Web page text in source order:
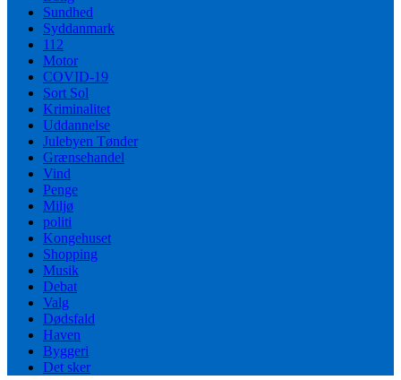
Sundhed
Syddanmark
112
Motor
COVID-19
Sort Sol
Kriminalitet
Uddannelse
Julebyen Tønder
Grænsehandel
Vind
Penge
Miljø
politi
Kongehuset
Shopping
Musik
Debat
Valg
Dødsfald
Haven
Byggeri
Det sker